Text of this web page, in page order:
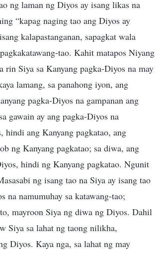
ng laman ng Diyos ay isang likas na
“kapag naging tao ang Diyos ay
kalapastanganan, sapagkat wala
tao. Kahit matapos Niyang
rin Siya sa Kanyang pagka-Diyos na may
lamang, sa panahong iyon, ang
pagka-Diyos na gampanan ang
gawain ay ang pagka-Diyos na
hindi ang Kanyang pagkatao, ang
ng Kanyang pagkatao; sa diwa, ang
hindi ng Kanyang pagkatao. Ngunit
ng isang tao na Siya ay isang tao
na namumuhay sa katawang-tao;
mayroon Siya ng diwa ng Diyos. Dahil
Siya sa lahat ng taong nilikha,
Diyos. Kaya nga, sa lahat ng may